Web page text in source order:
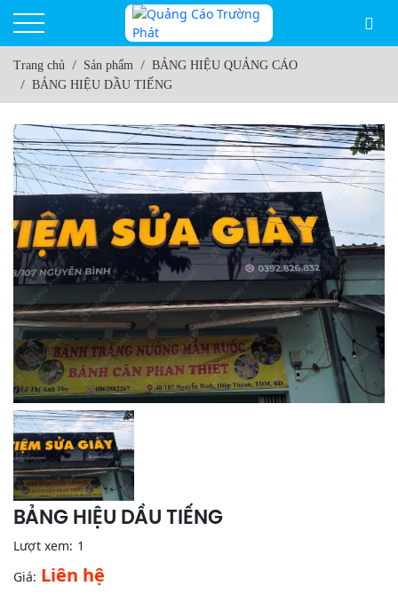
Trang chủ Sản phẩm
BẢNG HIỆU QUẢNG CÁO
BẢNG HIỆU DẦU TIẾNG
BẢNG HIỆU DẦU TIẾNG
Lượt xem: 1
Giá: Liên hệ